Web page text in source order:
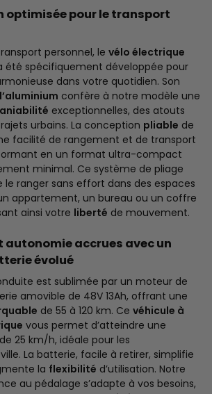
optimisée pour le transport
personnel, le vélo électrique
été spécifiquement développée pour
dans votre quotidien. Son
confère à notre modèle une
exceptionnelles, des atouts
urbains. La conception pliable de
facilité de rangement et de transport
en un format ultra-compact
minimal. Ce système de pliage
ranger sans effort dans des espaces
appartement, un bureau ou un coffre
ainsi votre liberté de mouvement.
autonomie accrues avec un
évolué
est sublimée par un moteur de
amovible de 48V 13Ah, offrant une
de 55 à 120 km. Ce véhicule à
vous permet d’atteindre une
25 km/h, idéale pour les
La batterie, facile à retirer, simplifie
la flexibilité d’utilisation. Notre
au pédalage s’adapte à vos besoins,